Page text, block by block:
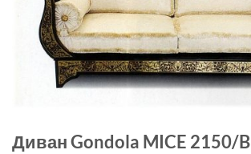
Диван Gondola MICE 2150/B